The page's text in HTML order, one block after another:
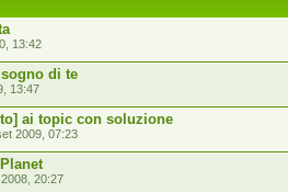
13:42
di te
13:47
ai topic con soluzione
2009, 07:23
20:27